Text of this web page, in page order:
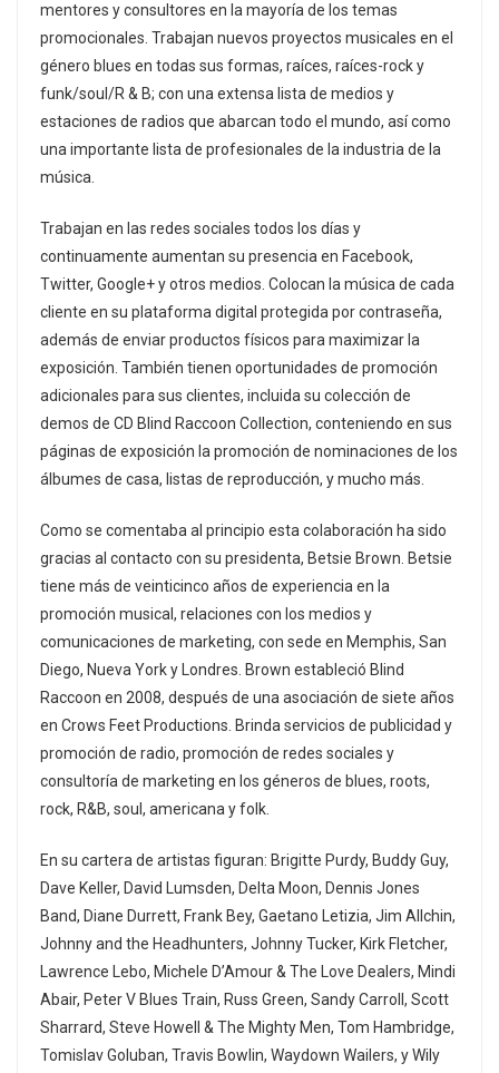
mentores y consultores en la mayoría de los temas
promocionales. Trabajan nuevos proyectos musicales en el
género blues en todas sus formas, raíces, raíces-rock y
funk/soul/R & B; con una extensa lista de medios y
estaciones de radios que abarcan todo el mundo, así como
una importante lista de profesionales de la industria de la
música.
Trabajan en las redes sociales todos los días y
continuamente aumentan su presencia en Facebook,
Twitter, Google+ y otros medios. Colocan la música de cada
cliente en su plataforma digital protegida por contraseña,
además de enviar productos físicos para maximizar la
exposición. También tienen oportunidades de promoción
adicionales para sus clientes, incluida su colección de
demos de CD Blind Raccoon Collection, conteniendo en sus
páginas de exposición la promoción de nominaciones de los
álbumes de casa, listas de reproducción, y mucho más.
Como se comentaba al principio esta colaboración ha sido
gracias al contacto con su presidenta, Betsie Brown. Betsie
tiene más de veinticinco años de experiencia en la
promoción musical, relaciones con los medios y
comunicaciones de marketing, con sede en Memphis, San
Diego, Nueva York y Londres. Brown estableció Blind
Raccoon en 2008, después de una asociación de siete años
en Crows Feet Productions. Brinda servicios de publicidad y
promoción de radio, promoción de redes sociales y
consultoría de marketing en los géneros de blues, roots,
rock, R&B, soul, americana y folk.
En su cartera de artistas figuran: Brigitte Purdy, Buddy Guy,
Dave Keller, David Lumsden, Delta Moon, Dennis Jones
Band, Diane Durrett, Frank Bey, Gaetano Letizia, Jim Allchin,
Johnny and the Headhunters, Johnny Tucker, Kirk Fletcher,
Lawrence Lebo, Michele D’Amour & The Love Dealers, Mindi
Abair, Peter V Blues Train, Russ Green, Sandy Carroll, Scott
Sharrard, Steve Howell & The Mighty Men, Tom Hambridge,
Tomislav Goluban, Travis Bowlin, Waydown Wailers, y Wily